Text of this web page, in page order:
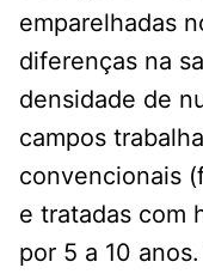
emparelhadas
diferenças na
densidade de
campos
convencionais
e tratadas com
por 5 a 10